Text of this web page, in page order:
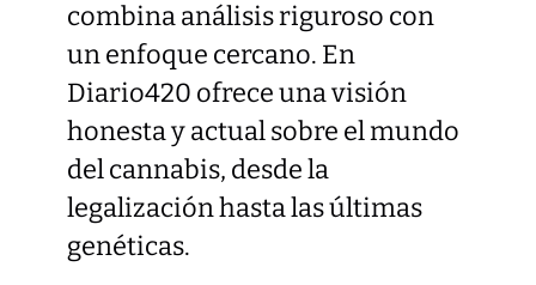
combina análisis riguroso con
un enfoque cercano. En
Diario420 ofrece una visión
honesta y actual sobre el mundo
del cannabis, desde la
legalización hasta las últimas
genéticas.